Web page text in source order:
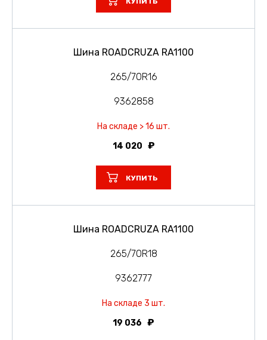
Шина ROADCRUZA RA1100
265/70R16
9362858
На складе > 16 шт.
14 020
КУПИТЬ
Шина ROADCRUZA RA1100
265/70R18
9362777
На складе 3 шт.
19 036